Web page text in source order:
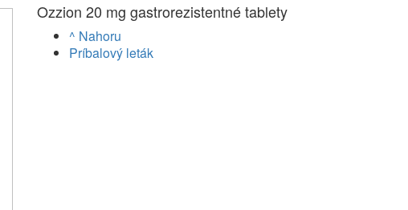
Ozzion 20 mg gastrorezistentné tablety
^ Nahoru
Príbalový leták